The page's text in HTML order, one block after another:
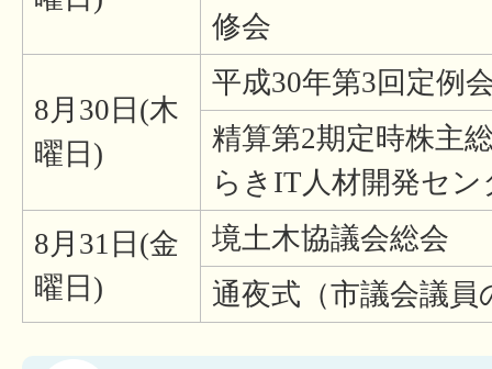
修会
8月30日(木
曜日)
平成30年第3回定例
精算第2期定時株主
らきIT人材開発セン
8月31日(金
曜日)
境土木協議会総会
通夜式（市議会議員